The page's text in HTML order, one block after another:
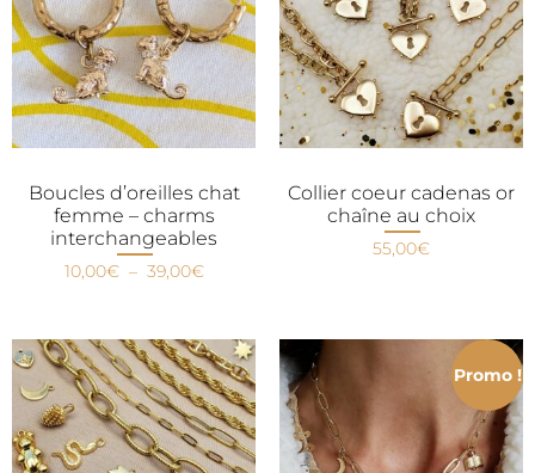
Boucles d’oreilles chat
femme – charms
interchangeables
10,00€ – 39,00€
Collier coeur cadenas or
chaîne au choix
55,00€
Promo !